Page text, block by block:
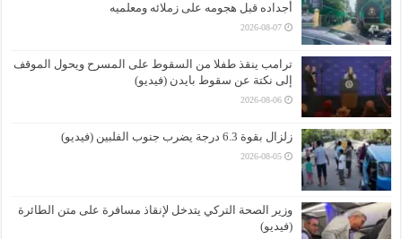
أجداده قبل هجومه على زملائه ومعلميه
2026-08-07
ترامب ينقذ طفلا من السقوط على المسرح ويحول الموقف
إلى نكتة عن سقوط بايدن (فيديو)
2026-08-06
زلزال بقوة 6.3 درجة يضرب جنوب الفلبين (فيديو)
2026-08-05
وزير الصحة التركي يتدخل لإنقاذ مسافرة على متن الطائرة
(فيديو)